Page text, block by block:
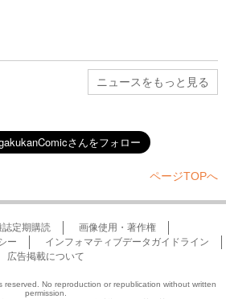
ニュースをもっと見る
ページTOPへ
誌定期購読
画像使用・著作権
ー
インフォマティブデータガイドライン
広告掲載について
No reproduction or republication without written
permission.